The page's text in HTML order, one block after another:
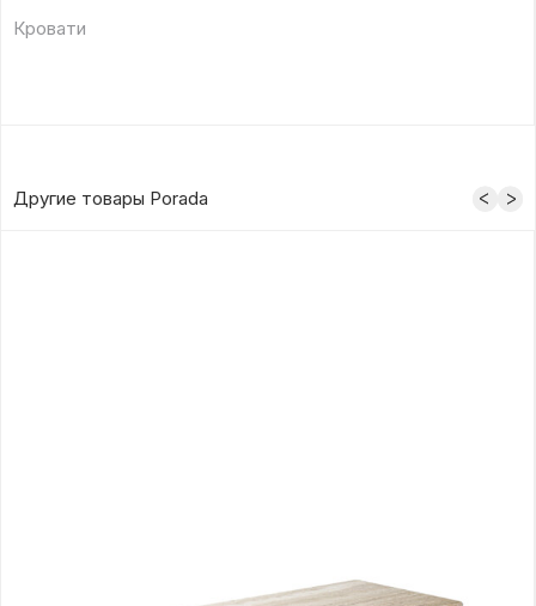
Кровати
Другие товары Porada